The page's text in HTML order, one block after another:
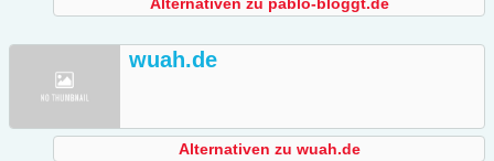
wuah.de
Alternativen zu wuah.de